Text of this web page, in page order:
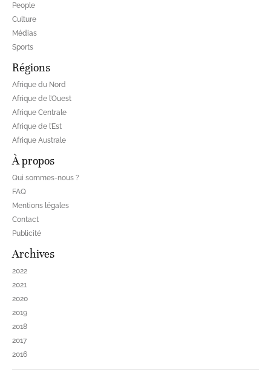
People
Culture
Médias
Sports
Régions
Afrique du Nord
Afrique de l’Ouest
Afrique Centrale
Afrique de l’Est
Afrique Australe
À propos
Qui sommes-nous ?
FAQ
Mentions légales
Contact
Publicité
Archives
2022
2021
2020
2019
2018
2017
2016